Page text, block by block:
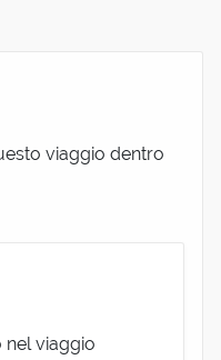
viaggio dentro
nel viaggio